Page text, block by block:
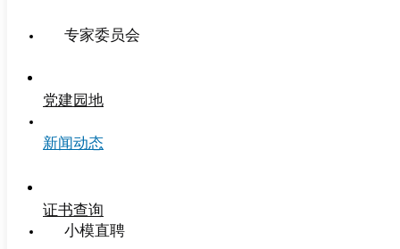
专家委员会
党建园地
新闻动态
证书查询
小模直聘